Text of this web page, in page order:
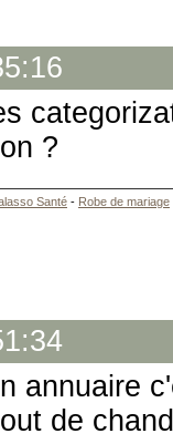
?
Santé - Robe de mariage
annuaire
de